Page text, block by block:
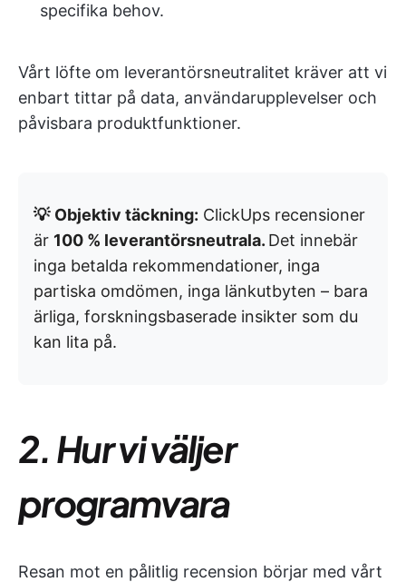
specifika behov.
Vårt löfte om leverantörsneutralitet kräver att vi
enbart tittar på data, användarupplevelser och
påvisbara produktfunktioner.
💡 Objektiv täckning: ClickUps recensioner
är 100 % leverantörsneutrala. Det innebär
inga betalda rekommendationer, inga
partiska omdömen, inga länkutbyten – bara
ärliga, forskningsbaserade insikter som du
kan lita på.
2. Hur vi väljer
programvara
Resan mot en pålitlig recension börjar med vårt